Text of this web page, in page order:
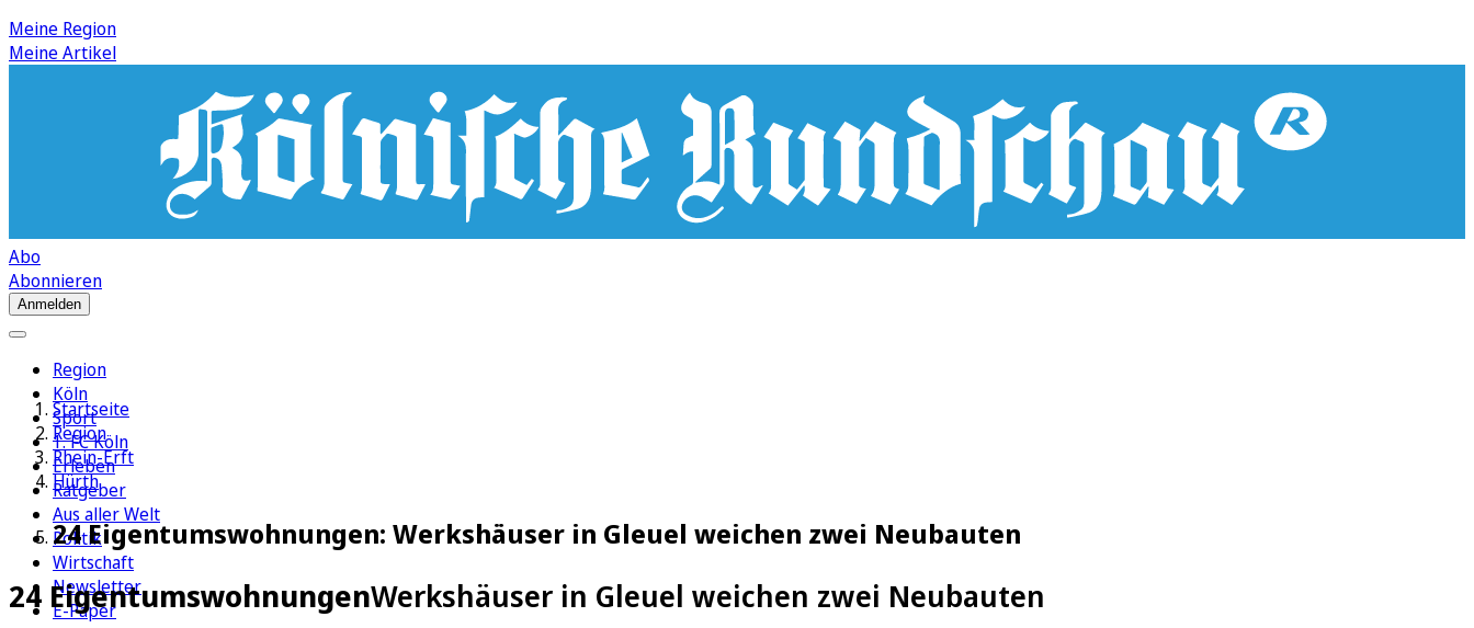
Meine Region
Meine Artikel
Abo
Abonnieren
Anmelden
Region
Köln
Sport
1. FC Köln
Erleben
Ratgeber
Aus aller Welt
Politik
Wirtschaft
Newsletter
E-Paper
Startseite
Region
Rhein-Erft
Hürth
24 Eigentumswohnungen: Werkshäuser in Gleuel weichen zwei Neubauten
24 EigentumswohnungenWerkshäuser in Gleuel weichen zwei Neubauten